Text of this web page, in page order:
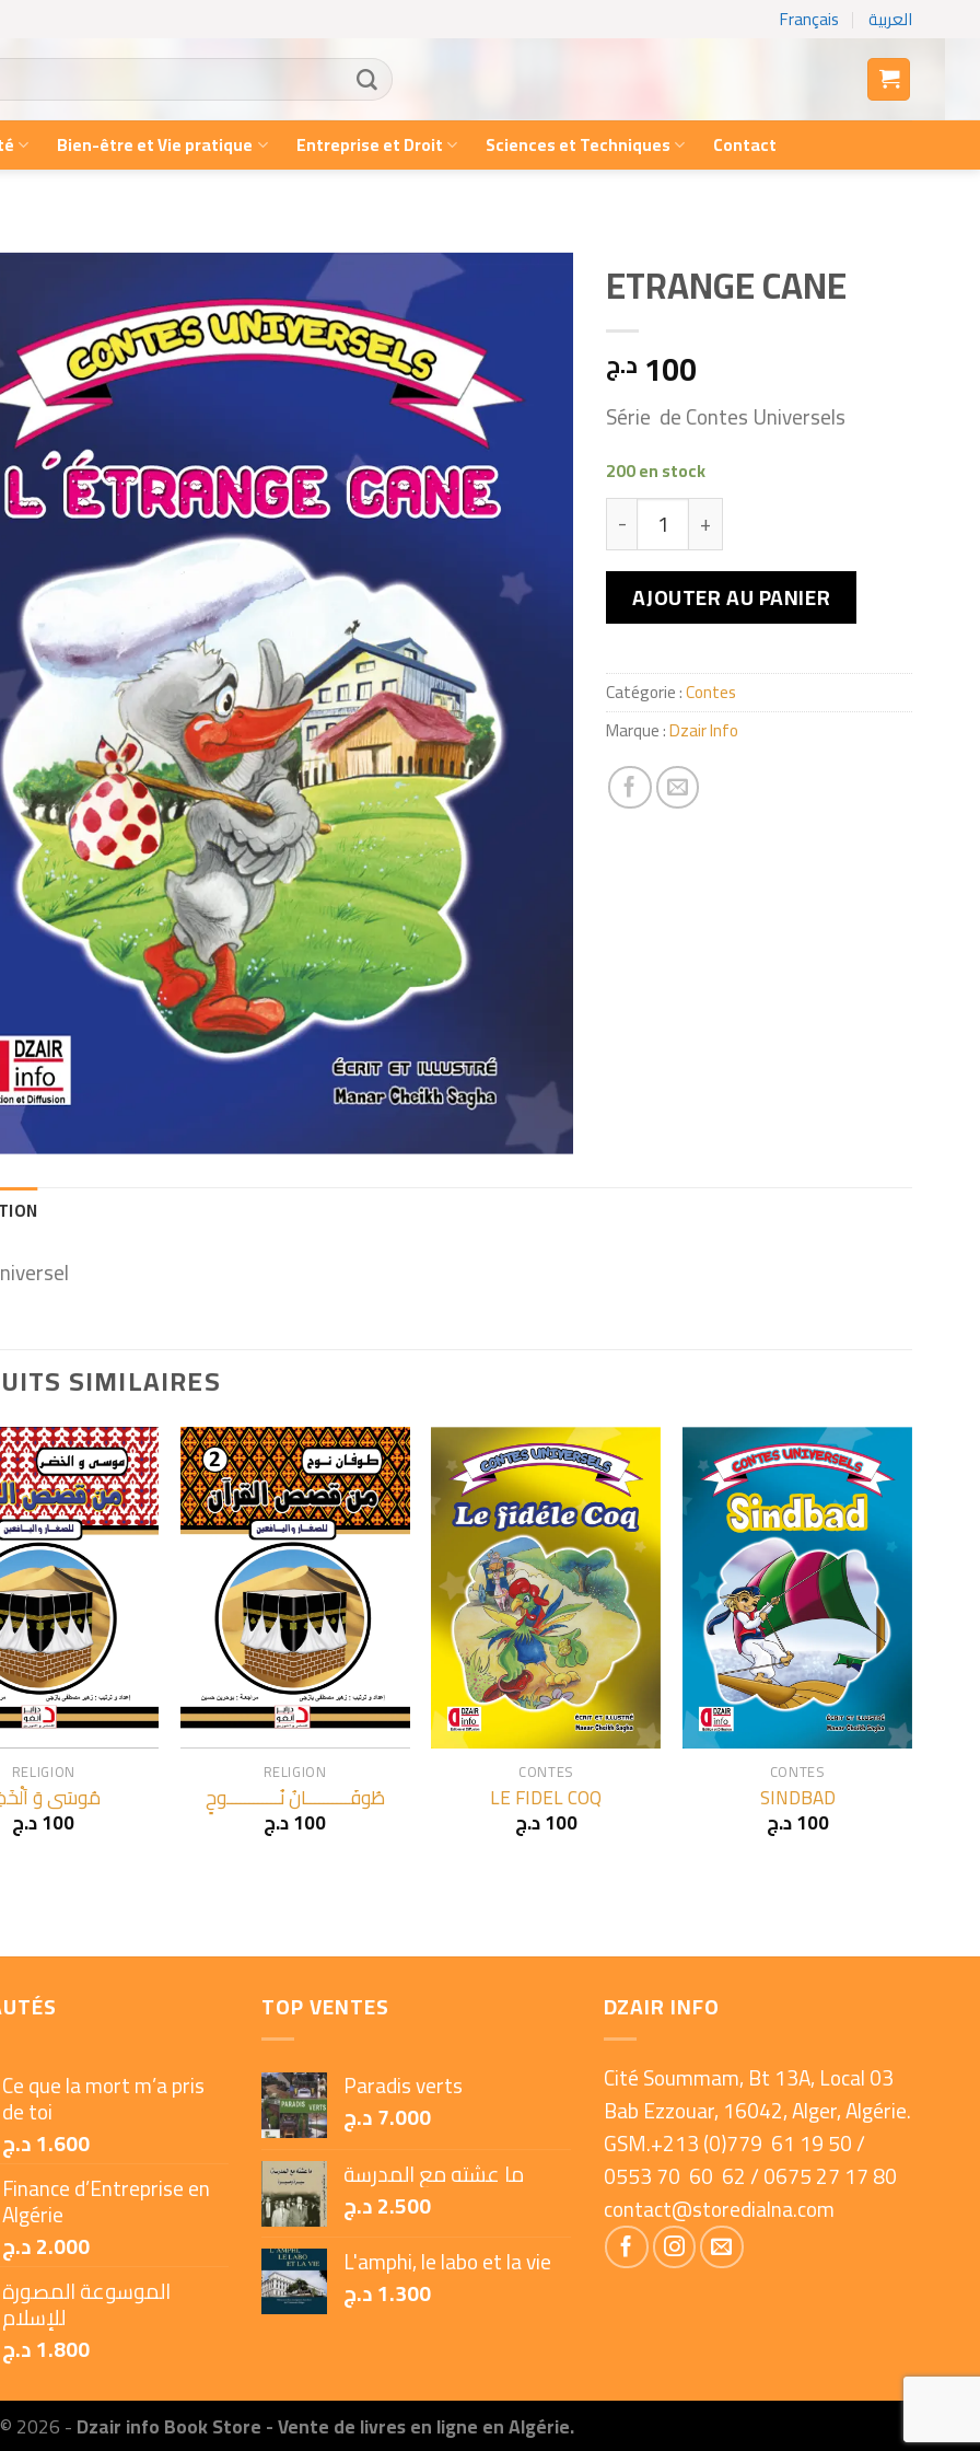
Français العربية
Bien-être et Vie pratique Entreprise et Droit Sciences et Techniques Contact
ETRANGE CANE
100 د.ج
Série de Contes Universels
200 en stock
quantité de ETRANGE CANE
AJOUTER AU PANIER
Catégorie :Contes
Marque :Dzair Info
SIMILAIRES
RELIGION
مُوسَى وَ
100د.ج
+
RELIGION
طُوفَــــــــــانُ نُــــــــــــوحٍ
100د.ج
+
CONTES
LE FIDEL COQ
100د.ج
+
CONTES
SINDBAD
100د.ج
Ce que la mort m’a pris
de toi
1.600د.ج
Finance d’Entreprise en
Algérie
2.000د.ج
الموسوعة المصورة
للإسلام
1.800د.ج
TOP VENTES
Paradis verts
7.000د.ج
ما عشته مع المدرسة
2.500د.ج
L'amphi, le labo et la vie
1.300د.ج
DZAIR INFO
Cité Soummam, Bt 13A, Local 03
Bab Ezzouar, 16042, Alger, Algérie.
GSM.+213 (0)779 61 19 50 /
0553 70 60 62 / 0675 27 17 80
contact@storedialna.com
2026 -Dzair info Book Store - Vente de livres en ligne en Algérie.